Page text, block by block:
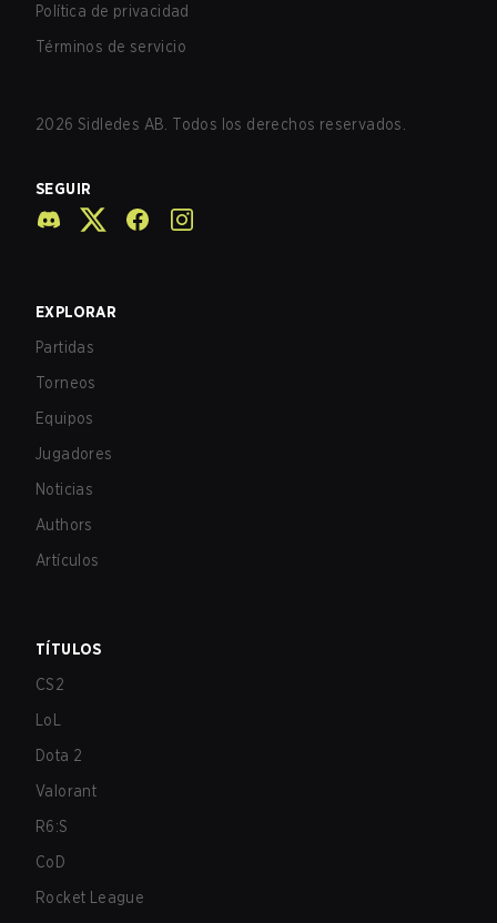
Política de privacidad
Términos de servicio
2026 Sidledes AB. Todos los derechos reservados.
SEGUIR
EXPLORAR
Partidas
Torneos
Equipos
Jugadores
Noticias
Authors
Artículos
TÍTULOS
CS2
LoL
Dota 2
Valorant
R6:S
CoD
Rocket League